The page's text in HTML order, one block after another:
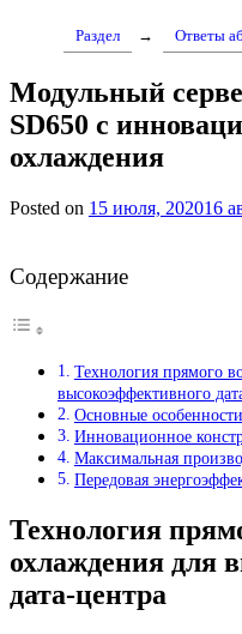
Раздел → Ответы
Модульный
SD650 с
охлаждения
Posted on 15 июля, 202016
Содержание
Технология прямого
высокоэффективного
Основные особенности
Инновационное
Максимальная
Передовая
Технология
охлаждения для
дата-центра